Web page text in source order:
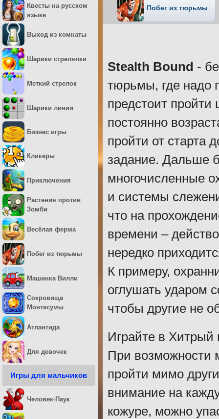
Побег из тюрьмы
Stealth Bound -
тюрьмы, где надо
предстоит
постоянно
пройти от старта
задание. Дальше
многочисленные
и системы
что на
времени –
нередко
К примеру,
оглушать ударом
чтобы другие не
Играйте в Хитрый
При возможности
пройти мимо
внимание на
кожуре, можно
Квесты на русском
языке
Выход из комнаты
Шарики стрелялки
Меткий стрелок
Шарики линии
Бизнес игры
Кликеры
Приключения
Растения против
Зомби
Весёлая ферма
Побег из тюрьмы
Машинка Вилли
Сокровища
Монтесумы
Атлантида
Для девочек
Игры для мальчиков
Человек-Паук